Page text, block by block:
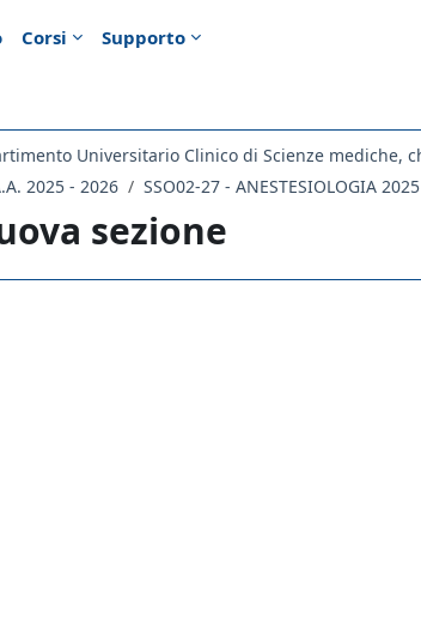
Corsi Supporto
2025 - 2026
SSO02-27 - ANESTESIOLOGIA 2025
sezione